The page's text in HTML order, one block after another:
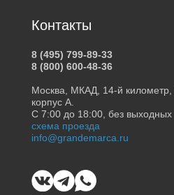
Контакты
8 (495) 799-89-33
8 (800) 600-48-36
Москва, МКАД, 14-й
корпус А.
С 7:00 до 18:00, без выходных
схема проезда
info@grandemarca.ru